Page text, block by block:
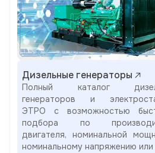
Дизельные генераторы
Полный каталог
генераторов и
ЭТРО с возможностью
подбора по
двигателя, номинальной
номинальному напряжению или